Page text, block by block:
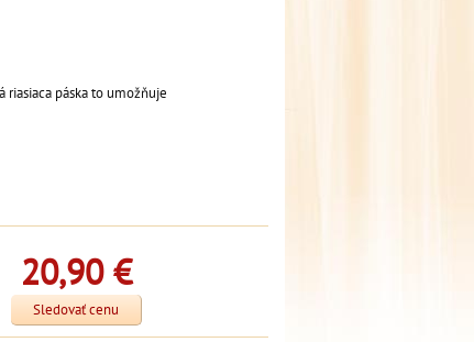
páska to umožňuje
20,90€
Sledovať cenu